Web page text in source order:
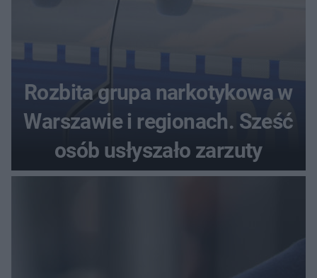
Rozbita grupa narkotykowa w
Warszawie i regionach. Sześć
osób usłyszało zarzuty